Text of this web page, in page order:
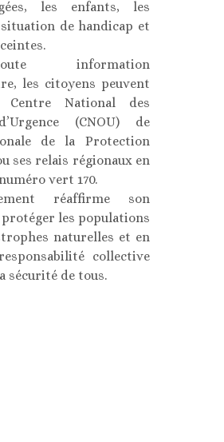
les enfants, les
de handicap et
information
les citoyens peuvent
Centre National des
(CNOU) de
de la Protection
ses relais régionaux en
vert 170.
réaffirme son
protéger les populations
naturelles et en
collective
sécurité de tous.